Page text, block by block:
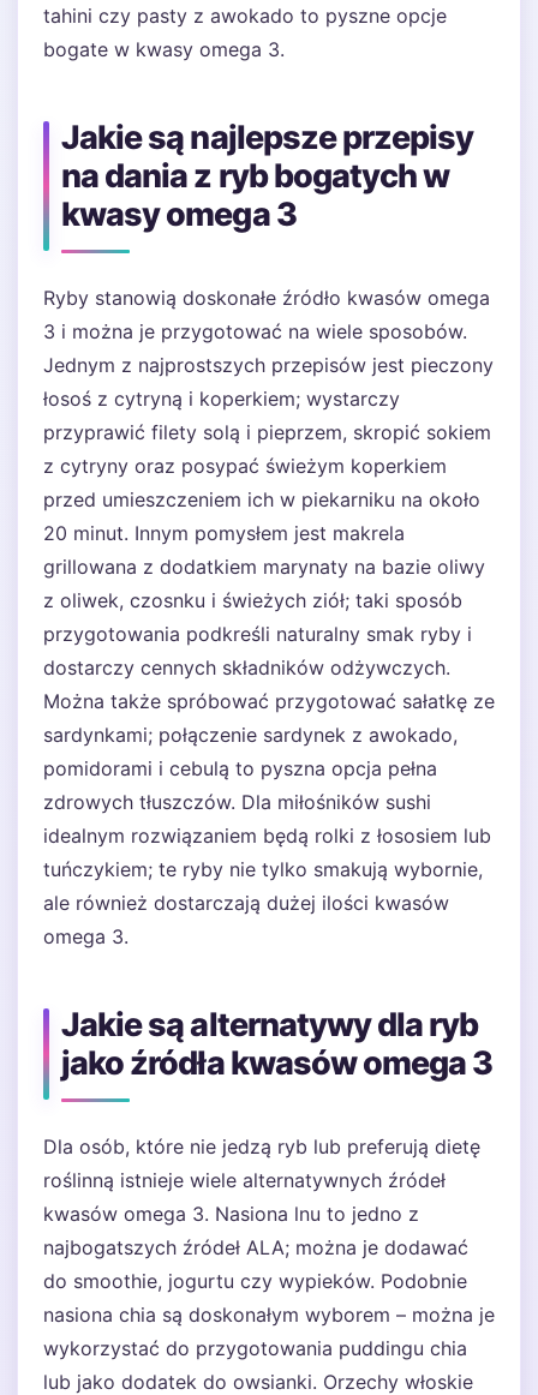
tahini czy pasty z awokado to pyszne opcje
bogate w kwasy omega 3.
Jakie są najlepsze przepisy
na dania z ryb bogatych w
kwasy omega 3
Ryby stanowią doskonałe źródło kwasów omega
3 i można je przygotować na wiele sposobów.
Jednym z najprostszych przepisów jest pieczony
łosoś z cytryną i koperkiem; wystarczy
przyprawić filety solą i pieprzem, skropić sokiem
z cytryny oraz posypać świeżym koperkiem
przed umieszczeniem ich w piekarniku na około
20 minut. Innym pomysłem jest makrela
grillowana z dodatkiem marynaty na bazie oliwy
z oliwek, czosnku i świeżych ziół; taki sposób
przygotowania podkreśli naturalny smak ryby i
dostarczy cennych składników odżywczych.
Można także spróbować przygotować sałatkę ze
sardynkami; połączenie sardynek z awokado,
pomidorami i cebulą to pyszna opcja pełna
zdrowych tłuszczów. Dla miłośników sushi
idealnym rozwiązaniem będą rolki z łososiem lub
tuńczykiem; te ryby nie tylko smakują wybornie,
ale również dostarczają dużej ilości kwasów
omega 3.
Jakie są alternatywy dla ryb
jako źródła kwasów omega 3
Dla osób, które nie jedzą ryb lub preferują dietę
roślinną istnieje wiele alternatywnych źródeł
kwasów omega 3. Nasiona lnu to jedno z
najbogatszych źródeł ALA; można je dodawać
do smoothie, jogurtu czy wypieków. Podobnie
nasiona chia są doskonałym wyborem – można je
wykorzystać do przygotowania puddingu chia
lub jako dodatek do owsianki. Orzechy włoskie